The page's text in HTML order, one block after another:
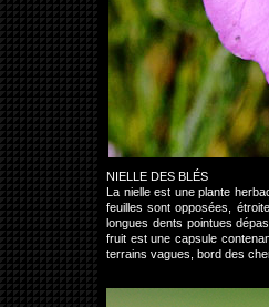
NIELLE DES BLÉS
La nielle est une plante
feuilles sont opposées,
longues dents pointues
fruit est une capsule
terrains vagues, bord des